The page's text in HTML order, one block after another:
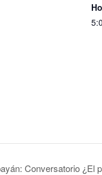
Conversatorio ¿El